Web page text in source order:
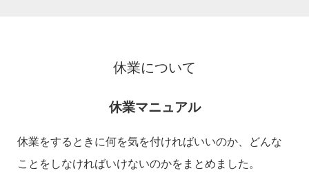
休業について
休業マニュアル
休業をするときに何を気を付ければいいのか、どんな
ことをしなければいけないのかをまとめました。